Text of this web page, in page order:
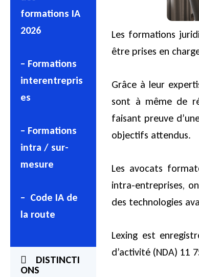
formations IA
2026
– Formations
interentrepris
es
– Formations
intra / sur-
mesure
– Code IA de
la route
DISTINCTI
ONS
Les formations
être prises en
Grâce à leur
sont à même de
faisant preuve
objectifs attendus.
Les avocats
intra-entreprises,
des technologies
Lexing est
d’activité (NDA) 11